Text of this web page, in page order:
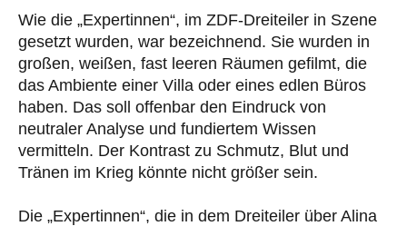
Wie die „Expertinnen“, im ZDF-Dreiteiler in Szene
gesetzt wurden, war bezeichnend. Sie wurden in
großen, weißen, fast leeren Räumen gefilmt, die
das Ambiente einer Villa oder eines edlen Büros
haben. Das soll offenbar den Eindruck von
neutraler Analyse und fundiertem Wissen
vermitteln. Der Kontrast zu Schmutz, Blut und
Tränen im Krieg könnte nicht größer sein.
Die „Expertinnen“, die in dem Dreiteiler über Alina